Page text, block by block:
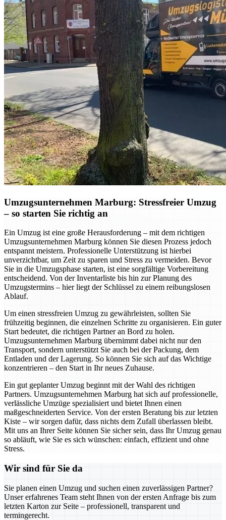
Umzugsunternehmen Marburg: Stressfreier Umzug
– so starten Sie richtig an
Ein Umzug ist eine große Herausforderung – mit dem richtigen
Umzugsunternehmen Marburg können Sie diesen Prozess jedoch
entspannt meistern. Professionelle Unterstützung ist hierbei
unverzichtbar, um Zeit zu sparen und Stress zu vermeiden. Bevor
Sie in die Umzugsphase starten, ist eine sorgfältige Vorbereitung
entscheidend. Von der Inventarliste bis hin zur Planung des
Umzugstermins – hier liegt der Schlüssel zu einem reibungslosen
Ablauf.
Um einen stressfreien Umzug zu gewährleisten, sollten Sie
frühzeitig beginnen, die einzelnen Schritte zu organisieren. Ein guter
Start bedeutet, die richtigen Partner an Bord zu holen.
Umzugsunternehmen Marburg übernimmt dabei nicht nur den
Transport, sondern unterstützt Sie auch bei der Packung, dem
Entladen und der Lagerung. So können Sie sich auf das Wichtige
konzentrieren – den Start in Ihr neues Zuhause.
Ein gut geplanter Umzug beginnt mit der Wahl des richtigen
Partners. Umzugsunternehmen Marburg hat sich auf professionelle,
verlässliche Umzüge spezialisiert und bietet Ihnen einen
maßgeschneiderten Service. Von der ersten Beratung bis zur letzten
Kiste – wir sorgen dafür, dass nichts dem Zufall überlassen bleibt.
Mit uns an Ihrer Seite können Sie sicher sein, dass Ihr Umzug genau
so abläuft, wie Sie es sich wünschen: einfach, effizient und ohne
Stress.
Wir sind für Sie da
Sie planen einen Umzug und suchen einen zuverlässigen Partner?
Unser erfahrenes Team steht Ihnen von der ersten Anfrage bis zum
letzten Karton zur Seite – professionell, transparent und
termingerecht.